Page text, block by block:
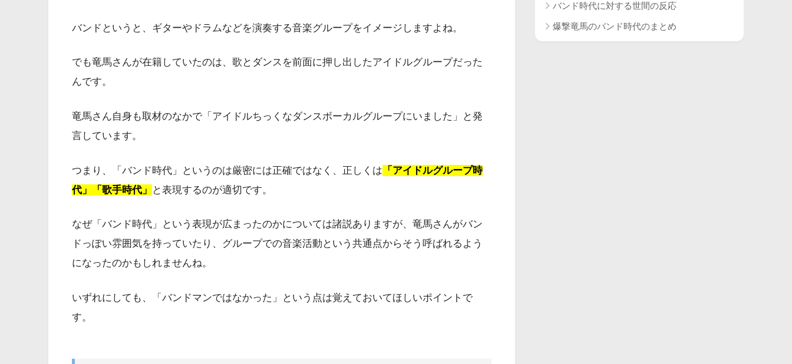
バンドというと、ギターやドラムなどを演奏する音楽グループをイメージしますよね。
でも竜馬さんが在籍していたのは、歌とダンスを前面に押し出したアイドルグループだった
んです。
竜馬さん自身も取材のなかで「アイドルちっくなダンスボーカルグループにいました」と発
言しています。
つまり、「バンド時代」というのは厳密には正確ではなく、正しくは 「アイドルグループ時
代」「歌手時代」
と表現するのが適切です。
なぜ「バンド時代」という表現が広まったのかについては諸説ありますが、竜馬さんがバン
ドっぽい雰囲気を持っていたり、グループでの音楽活動という共通点からそう呼ばれるよう
になったのかもしれませんね。
いずれにしても、「バンドマンではなかった」という点は覚えておいてほしいポイントで
す。
バンド時代に対する世間の反応
爆撃竜馬のバンド時代のまとめ